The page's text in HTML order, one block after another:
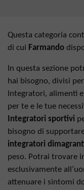
Questa categoria
di cui Farmando
In questa sezione
hai bisogno, divisi
Integratori, alimenti e
per te e le tue
Integratori sportivi
bisogno di
integratori
peso. Potrai trovare
esclusivamente
attenuare i sintomi